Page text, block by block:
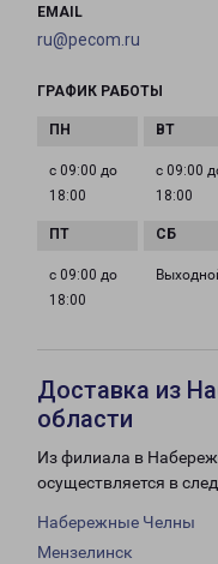
EMAIL
ru@pecom.ru
ГРАФИК РАБОТЫ
с 09:00 до
18:00
с 09:00
18:00
с 09:00 до
18:00
Доставка из
области
Из филиала в
осуществляется в
Набережные Челны
Мензелинск